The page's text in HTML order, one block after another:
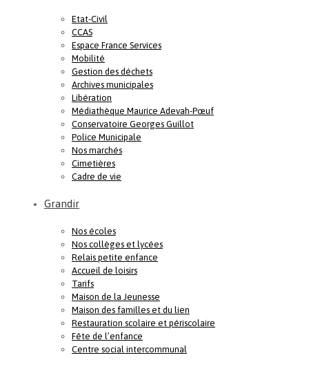
Etat-Civil
CCAS
Espace France Services
Mobilité
Gestion des déchets
Archives municipales
Libération
Médiathèque Maurice Adevah-Pœuf
Conservatoire Georges Guillot
Police Municipale
Nos marchés
Cimetières
Cadre de vie
Grandir
Nos écoles
Nos collèges et lycées
Relais petite enfance
Accueil de loisirs
Tarifs
Maison de la Jeunesse
Maison des familles et du lien
Restauration scolaire et périscolaire
Fête de l’enfance
Centre social intercommunal